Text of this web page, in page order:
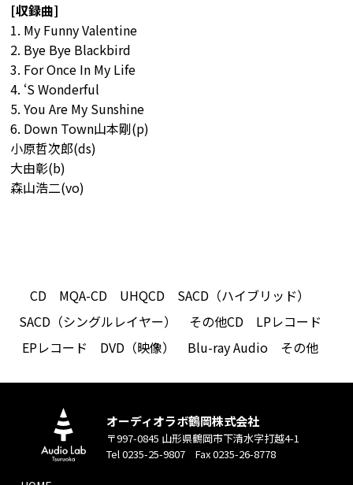
[収録曲]
1. My Funny Valentine
2. Bye Bye Blackbird
3. For Once In My Life
4. ‘S Wonderful
5. You Are My Sunshine
6. Down Town山本剛(p)
小原哲次郎(ds)
大由彰(b)
森山浩二(vo)
CD MQA-CD UHQCD
SACD（ハイブリッド）
SACD（シングルレイヤー）
その他CD
LPレコード
EPレコード
DVD（映像） Blu-ray Audio その他
オーディオラボ鶴岡株式会社
〒997-0845 山形県鶴岡市下清水字打越4-1
Tel 0235-25-9807 Fax 0235-26-8778